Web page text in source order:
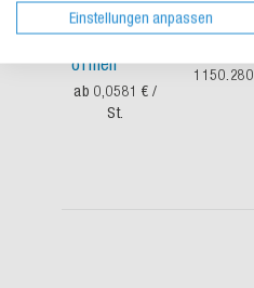
öffnen
ab 0,0581 €/
St.
1150.280
Einstellungen anpassen